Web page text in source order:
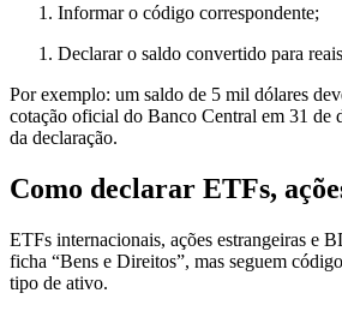
Informar o código correspondente;
Declarar o saldo convertido para
Por exemplo: um saldo de 5 mil dólares
cotação oficial do Banco Central em 31 de
da declaração.
Como declarar ETFs,
ETFs internacionais, ações estrangeiras e
ficha “Bens e Direitos”, mas seguem
tipo de ativo.